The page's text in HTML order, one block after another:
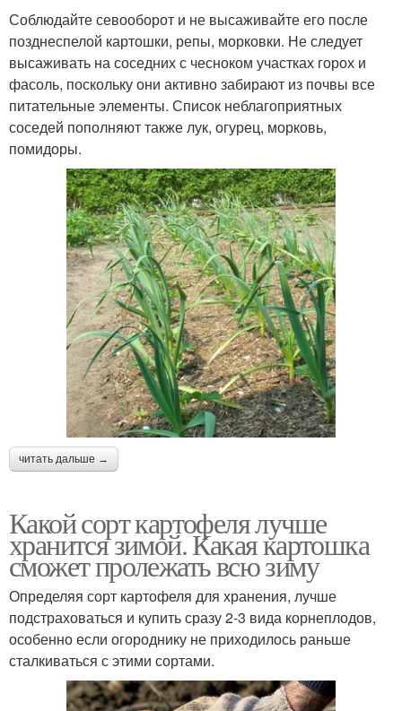
Соблюдайте севооборот и не высаживайте его после
позднеспелой картошки, репы, морковки. Не следует
высаживать на соседних с чесноком участках горох и
фасоль, поскольку они активно забирают из почвы все
питательные элементы. Список неблагоприятных
соседей пополняют также лук, огурец, морковь,
помидоры.
читать дальше →
Какой сорт картофеля лучше
хранится зимой. Какая картошка
сможет пролежать всю зиму
Определяя сорт картофеля для хранения, лучше
подстраховаться и купить сразу 2-3 вида корнеплодов,
особенно если огороднику не приходилось раньше
сталкиваться с этими сортами.